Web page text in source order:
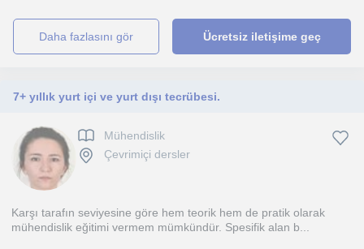
daha fazlasını gör Ücretsiz iletişime geç
7+ yıllık yurt içi ve yurt dışı tecrübesi.
Mühendislik
Çevrimiçi dersler
Karşı tarafın seviyesine göre hem teorik hem de pratik olarak
mühendislik eğitimi vermem mümkündür. Spesifik alan b...